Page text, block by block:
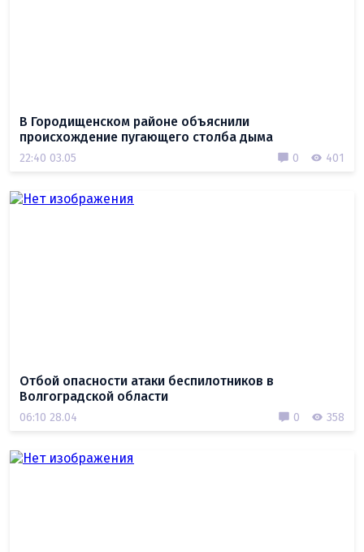
В Городищенском районе объяснили
происхождение пугающего столба дыма
22:40 03.05 0 401
Отбой опасности атаки беспилотников в
Волгоградской области
06:10 28.04 0 358